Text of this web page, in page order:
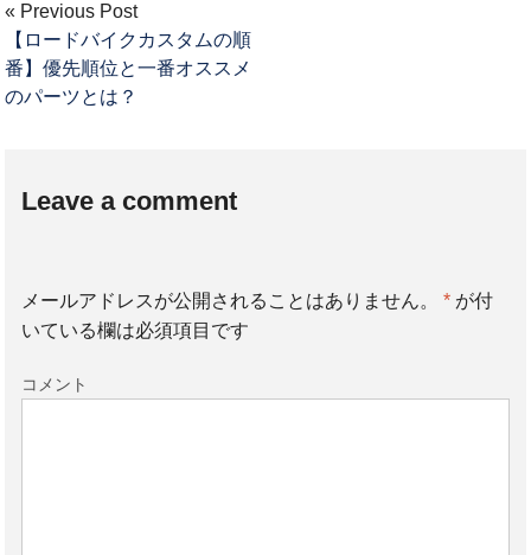
« Previous Post
【ロードバイクカスタムの順
番】優先順位と一番オススメ
のパーツとは？
Leave a comment
メールアドレスが公開されることはありません。 *が付
いている欄は必須項目です
コメント